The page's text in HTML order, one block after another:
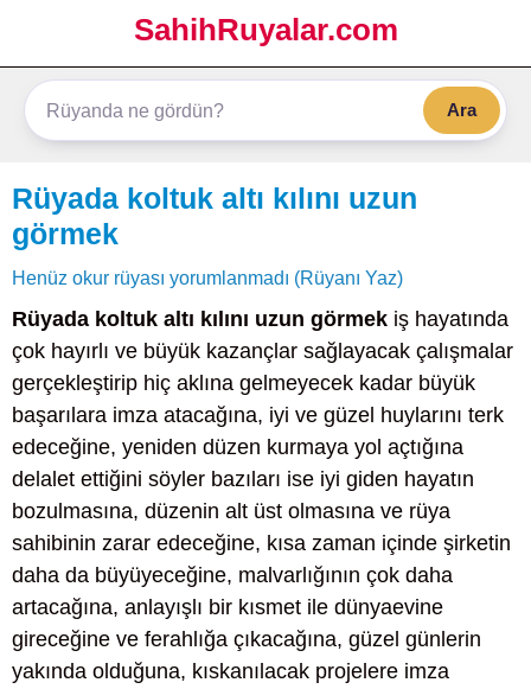
SahihRuyalar.com
Ara
Rüyada koltuk altı kılını uzun
görmek
Henüz okur rüyası yorumlanmadı (Rüyanı Yaz)
Rüyada koltuk altı kılını uzun görmek iş hayatında
çok hayırlı ve büyük kazançlar sağlayacak çalışmalar
gerçekleştirip hiç aklına gelmeyecek kadar büyük
başarılara imza atacağına, iyi ve güzel huylarını terk
edeceğine, yeniden düzen kurmaya yol açtığına
delalet ettiğini söyler bazıları ise iyi giden hayatın
bozulmasına, düzenin alt üst olmasına ve rüya
sahibinin zarar edeceğine, kısa zaman içinde şirketin
daha da büyüyeceğine, malvarlığının çok daha
artacağına, anlayışlı bir kısmet ile dünyaevine
gireceğine ve ferahlığa çıkacağına, güzel günlerin
yakında olduğuna, kıskanılacak projelere imza